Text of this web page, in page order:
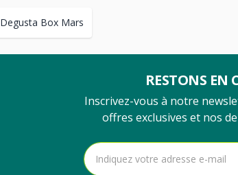
Degusta Box Mars
RESTONS EN
Inscrivez-vous à notre
offres exclusives et nos